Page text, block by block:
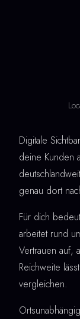
Digitale
deine Kunden
genau dort
Für dich
arbeitet rund
Vertrauen auf,
Reichweite
vergleichen.